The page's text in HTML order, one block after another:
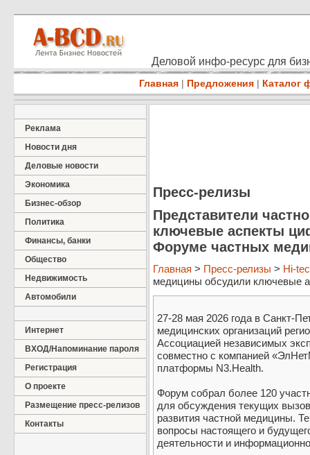
Деловой инфо-ресурс для
Главная | Предложения | Каталог
Реклама
Новости дня
Деловые новости
Экономика
Бизнес-обзор
Политика
Финансы, банки
Общество
Недвижимость
Автомобили
Интернет
ВХОД/Напоминание пароля
Регистрация
О проекте
Размещение пресс-релизов
Контакты
Пресс-релизы
Представители
ключевые аспекты
Форуме частных
Главная > Пресс-релизы > Hi-
медицины обсудили ключевые
27-28 мая 2026 года в
медицинских организаций
Ассоциацией независимых
совместно с компанией
платформы N3.Health.
Форум собрал более 120
для обсуждения текущих
развития частной медицины.
вопросы настоящего и
деятельности и